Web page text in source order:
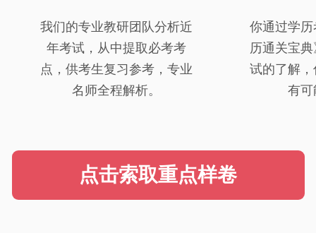
我们的专业教研团队分析近
年考试，从中提取必考考
点，供考生复习参考，专业
名师全程解析。
你通过学
历通关宝
试的了解
有可
点击索取重点样卷